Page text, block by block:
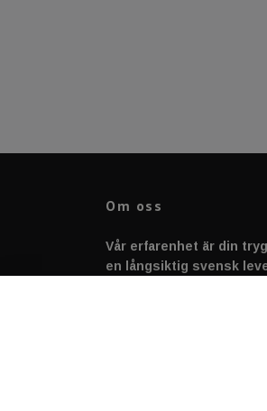
Om oss
Vår erfarenhet är din
en långsiktig svensk